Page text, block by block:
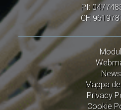
PI:
CF:
News
Mappa
Privacy
Cookie